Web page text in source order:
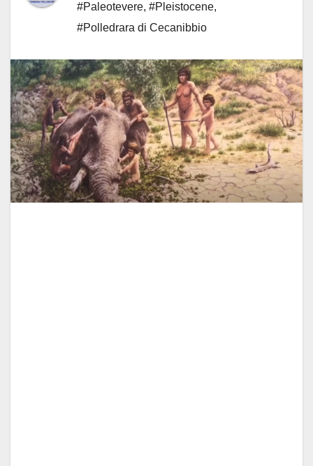
#Paleotevere, #Pleistocene,
#Polledrara di Cecanibbio